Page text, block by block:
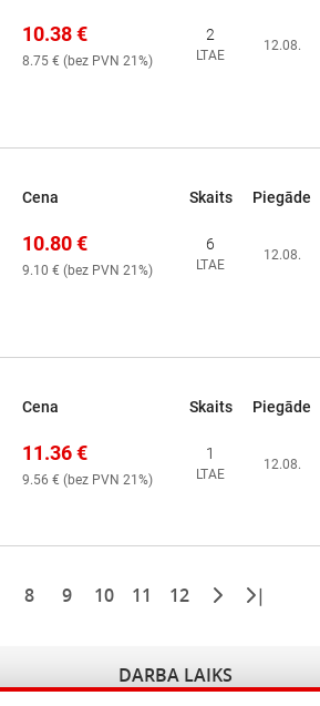
10.38€
8.75 € (bez PVN 21%)
2
LTAE
12.08.
Cena Skaits Piegāde
10.80€
9.10 € (bez PVN 21%)
6
LTAE
12.08.
Cena Skaits Piegāde
11.36€
9.56 € (bez PVN 21%)
1
LTAE
12.08.
8 9 10 11 12 |
DARBA LAIKS